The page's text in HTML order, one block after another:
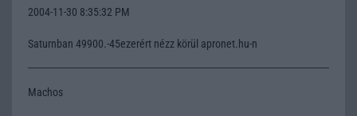
2004-11-30 8:35:32 PM
Saturnban 49900.-45ezerért nézz körül apronet.hu-n
Machos